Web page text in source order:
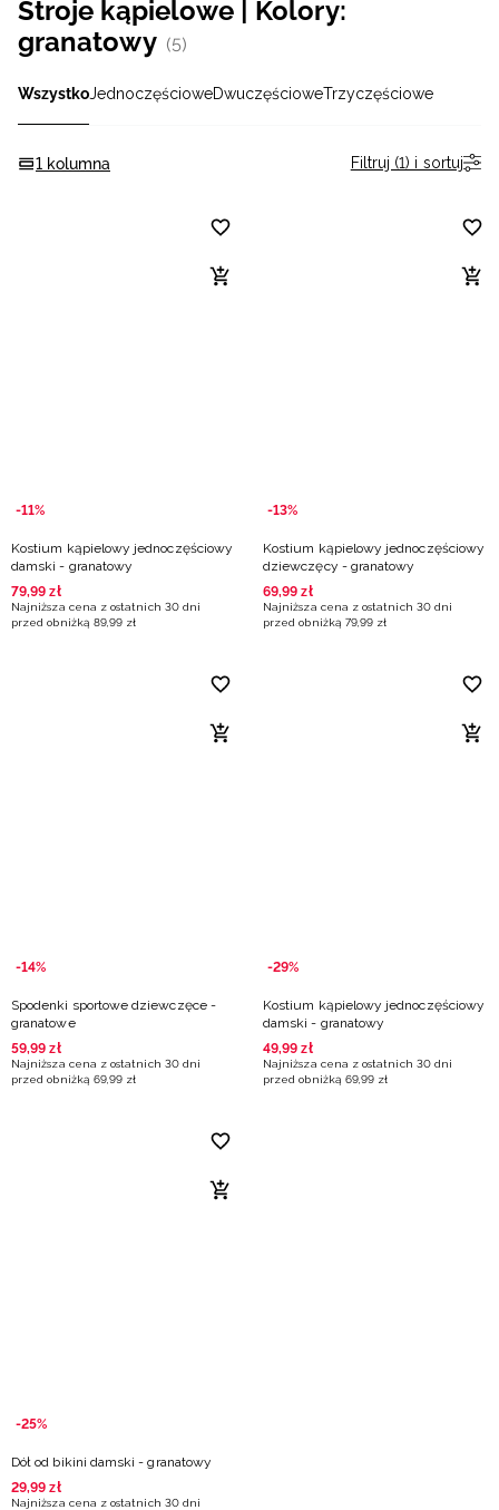
Stroje kąpielowe | Kolory:
granatowy (5)
WszystkoJednoczęścioweDwuczęścioweTrzyczęściowe
1 kolumna Filtruj (1) i sortuj
-11%
Kostium kąpielowy jednoczęściowy
damski - granatowy
79,99 zł
Najniższa cena z ostatnich 30 dni
przed obniżką 89,99 zł
-13%
Kostium kąpielowy jednoczęściowy
dziewczęcy - granatowy
69,99 zł
Najniższa cena z ostatnich 30 dni
przed obniżką 79,99 zł
-14%
Spodenki sportowe dziewczęce -
granatowe
59,99 zł
Najniższa cena z ostatnich 30 dni
przed obniżką 69,99 zł
-29%
Kostium kąpielowy jednoczęściowy
damski - granatowy
49,99 zł
Najniższa cena z ostatnich 30 dni
przed obniżką 69,99 zł
-25%
Dół od bikini damski - granatowy
29,99 zł
Najniższa cena z ostatnich 30 dni
Niemiecki / EUR